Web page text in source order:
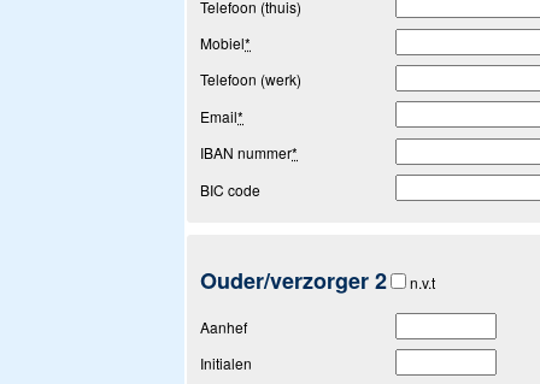
Telefoon (thuis)
Mobiel*
Telefoon (werk)
Email*
IBAN nummer*
BIC code
Ouder/verzorger 2 n.v.t
Aanhef
Initialen